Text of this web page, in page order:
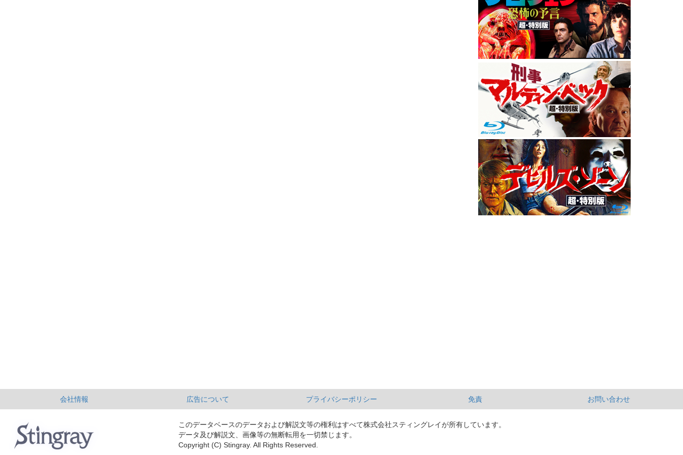
会社情報 広告について プライバシーポリシー 免責 お問い合わせ
このデータベースのデータおよび解説文等の権利はすべて株式会社スティングレイが所有しています。
データ及び解説文、画像等の無断転用を一切禁じます。
Copyright (C) Stingray. All Rights Reserved.